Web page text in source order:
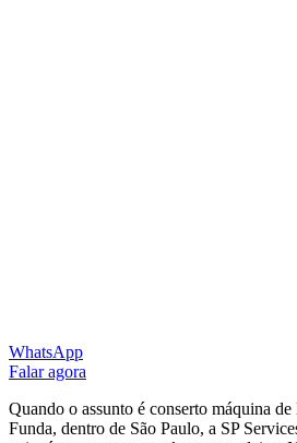
WhatsApp
Falar agora
Quando o assunto é conserto máquina
Funda, dentro de São Paulo, a SP